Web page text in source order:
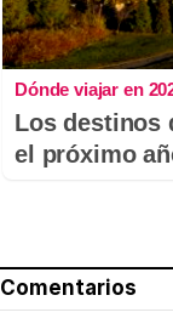
Dónde viajar en
Los destinos
el próximo
Comentarios